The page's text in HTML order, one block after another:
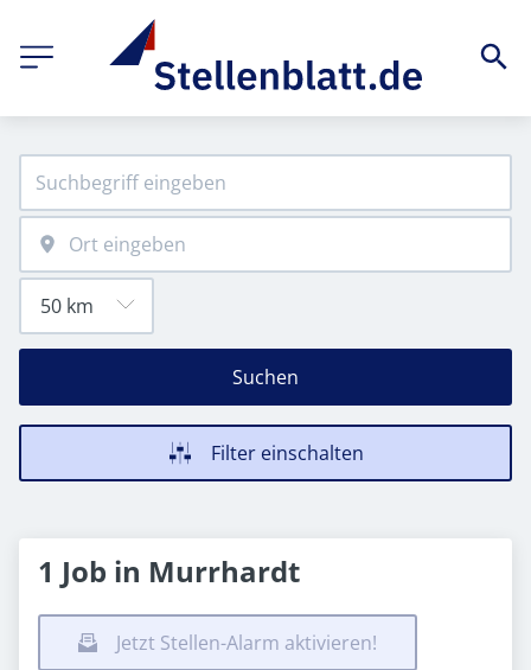
Suchen
Filter einschalten
1 Job in Murrhardt
Jetzt Stellen-Alarm aktivieren!